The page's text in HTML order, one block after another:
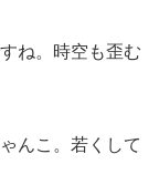
ね。時空も歪む
んこ。若くして